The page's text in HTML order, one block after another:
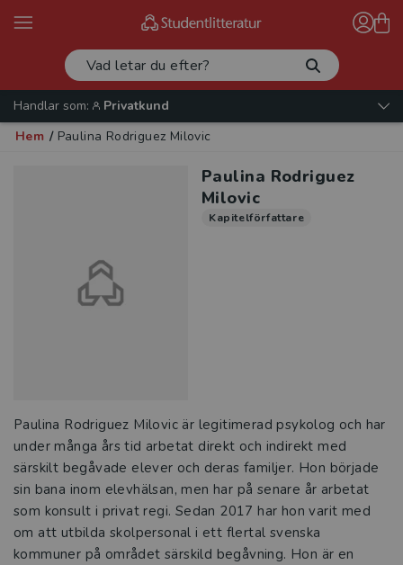
Handlar som:
Privatkund
Hem / Paulina Rodriguez Milovic
Paulina Rodriguez
Milovic
Kapitelförfattare
Paulina Rodriguez Milovic är legitimerad psykolog och har
under många års tid arbetat direkt och indirekt med
särskilt begåvade elever och deras familjer. Hon började
sin bana inom elevhälsan, men har på senare år arbetat
som konsult i privat regi. Sedan 2017 har hon varit med
om att utbilda skolpersonal i ett flertal svenska
kommuner på området särskild begåvning. Hon är en